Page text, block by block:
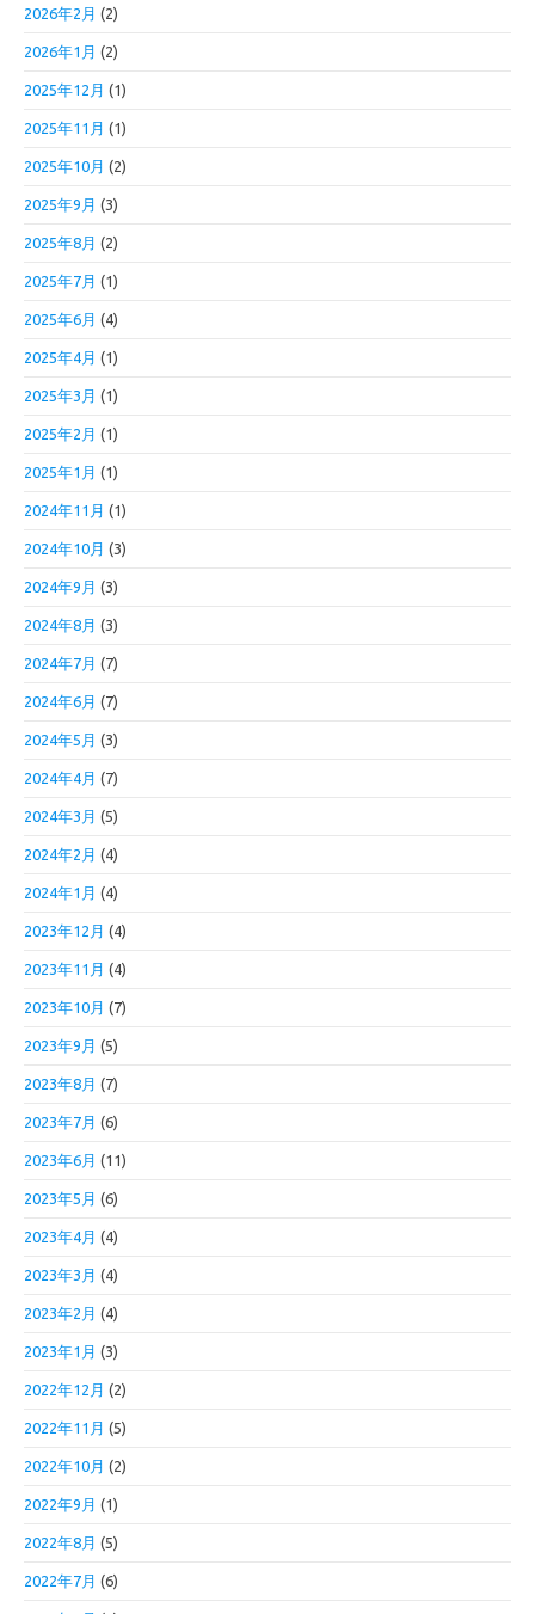
2026年2月 (2)
2026年1月 (2)
2025年12月 (1)
2025年11月 (1)
2025年10月 (2)
2025年9月 (3)
2025年8月 (2)
2025年7月 (1)
2025年6月 (4)
2025年4月 (1)
2025年3月 (1)
2025年2月 (1)
2025年1月 (1)
2024年11月 (1)
2024年10月 (3)
2024年9月 (3)
2024年8月 (3)
2024年7月 (7)
2024年6月 (7)
2024年5月 (3)
2024年4月 (7)
2024年3月 (5)
2024年2月 (4)
2024年1月 (4)
2023年12月 (4)
2023年11月 (4)
2023年10月 (7)
2023年9月 (5)
2023年8月 (7)
2023年7月 (6)
2023年6月 (11)
2023年5月 (6)
2023年4月 (4)
2023年3月 (4)
2023年2月 (4)
2023年1月 (3)
2022年12月 (2)
2022年11月 (5)
2022年10月 (2)
2022年9月 (1)
2022年8月 (5)
2022年7月 (6)